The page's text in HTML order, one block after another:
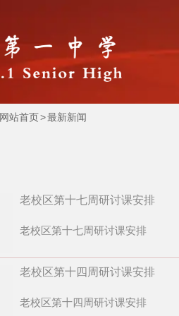
网站首页>最新新闻
老校区第十七周研讨课安排
老校区第十七周研讨课安排
老校区第十四周研讨课安排
老校区第十四周研讨课安排